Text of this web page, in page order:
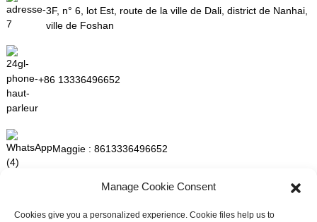
3F, n° 6, lot Est, route de la ville de Dali, district de Nanhai,
ville de Foshan
+86 13336496652
Maggie : 8613336496652
Manage Cookie Consent
Cookies give you a personalized experience. Cookie files help us to